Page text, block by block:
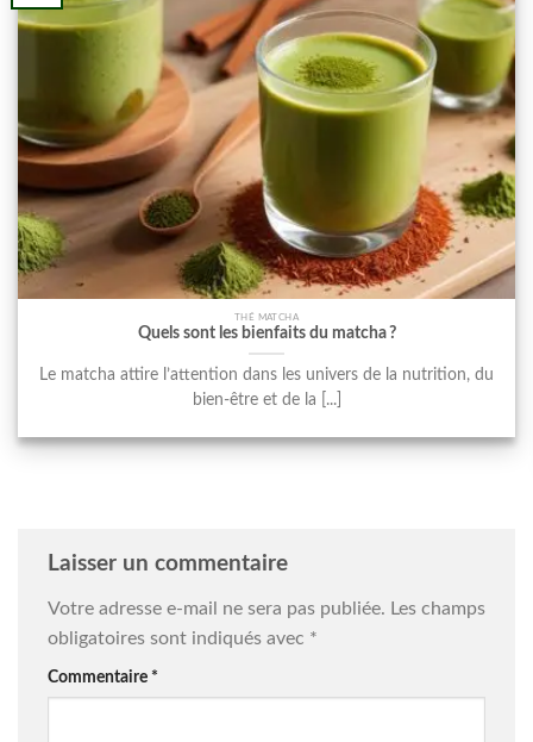
THÉ MATCHA
Quels sont les bienfaits du matcha ?
Le matcha attire l’attention dans les univers de la nutrition, du
bien-être et de la [...]
Laisser un commentaire
Votre adresse e-mail ne sera pas publiée. Les champs
obligatoires sont indiqués avec *
Commentaire *